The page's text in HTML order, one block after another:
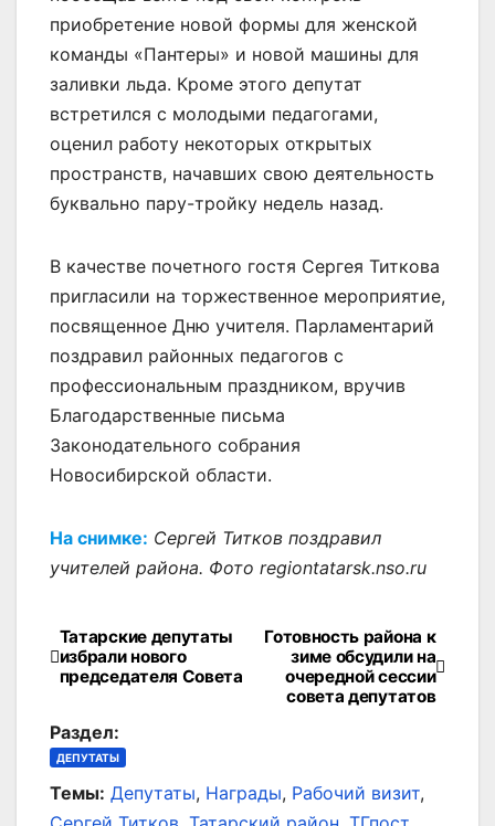
приобретение новой формы для женской
команды «Пантеры» и новой машины для
заливки льда. Кроме этого депутат
встретился с молодыми педагогами,
оценил работу некоторых открытых
пространств, начавших свою деятельность
буквально пару-тройку недель назад.
В качестве почетного гостя Сергея Титкова
пригласили на торжественное мероприятие,
посвященное Дню учителя. Парламентарий
поздравил районных педагогов с
профессиональным праздником, вручив
Благодарственные письма
Законодательного собрания
Новосибирской области.
На снимке: Сергей Титков поздравил
учителей района. Фото regiontatarsk.nso.ru
Навигация
по
записям
Готовность района к
зиме обсудили на
очередной сессии
совета депутатов
Татарские депутаты
избрали нового
председателя Совета
Раздел:
ДЕПУТАТЫ
Темы: Депутаты, Награды, Рабочий визит,